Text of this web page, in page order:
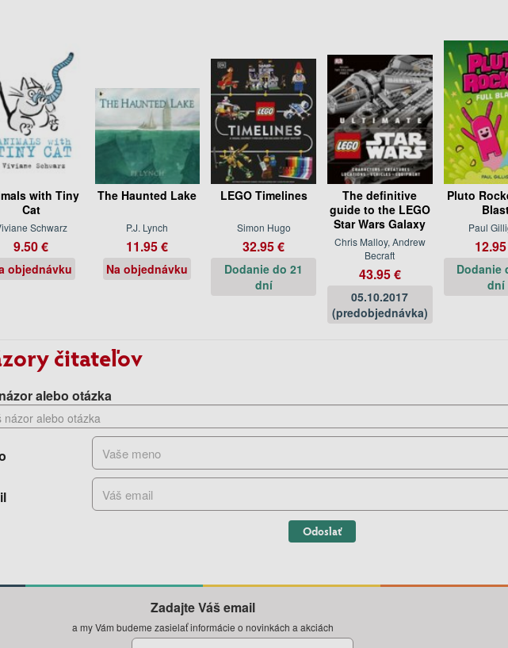
with Tiny
Cat
Schwarz
9.50 €
objednávku
The Haunted Lake
P.J. Lynch
11.95 €
Na objednávku
LEGO Timelines
Simon Hugo
32.95 €
Dodanie do 21
dní
The definitive
guide to the LEGO
Star Wars Galaxy
Chris Malloy, Andrew
Becraft
43.95 €
05.10.2017
(predobjednávka)
Pluto
Paul
Dodanie
dní
čitateľov
alebo otázka
Odoslať
Zadajte Váš email
a my Vám budeme zasielať informácie o novinkách a akciách